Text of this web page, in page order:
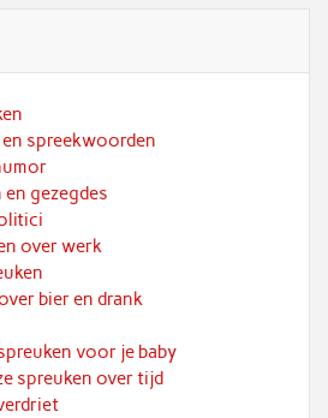
spreekwoorden
gezegdes
over werk
bier en drank
voor je baby
spreuken over tijd